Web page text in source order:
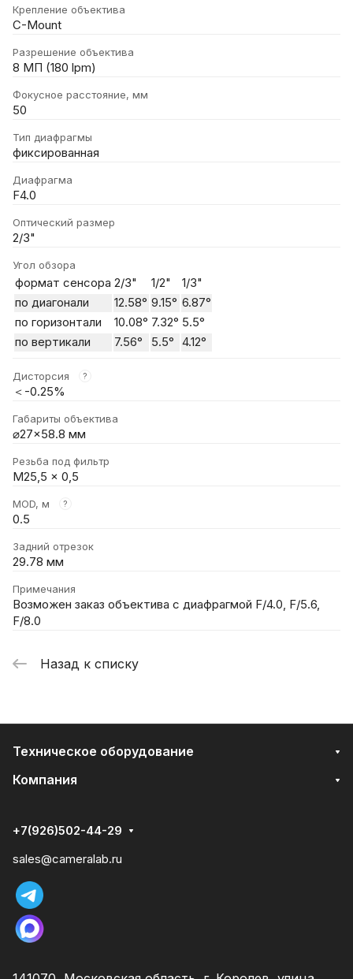
Крепление объектива
C-Mount
Разрешение объектива
8 МП (180 lpm)
Фокусное расстояние, мм
50
Тип диафрагмы
фиксированная
Диафрагма
F4.0
Оптический размер
2/3"
Угол обзора
формат сенсора 2/3" 1/2"
1/3"
по диагонали
12.58° 9.15° 6.87°
по горизонтали
10.08° 7.32° 5.5°
по вертикали
7.56° 5.5° 4.12°
Дисторсия ?
＜-0.25%
Габариты объектива
⌀27×58.8 мм
Резьба под фильтр
M25,5 x 0,5
MOD, м ?
0.5
Задний отрезок
29.78 мм
Примечания
Возможен заказ объектива с диафрагмой F/4.0, F/5.6,
F/8.0
Назад к списку
Техническое оборудование
Компания
+7(926)502-44-29
sales@cameralab.ru